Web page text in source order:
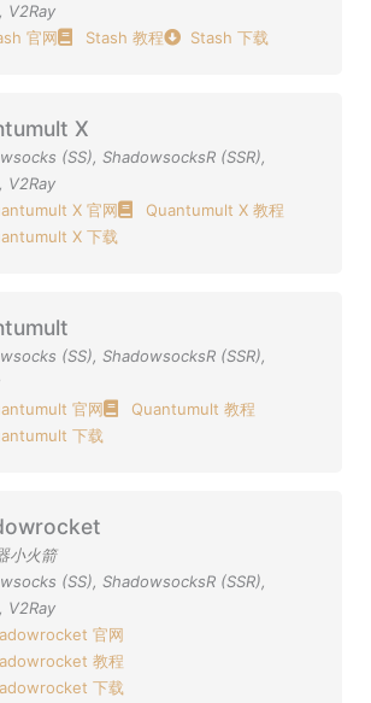
, V2Ray
官网
Stash 教程 Stash 下载
X
(SS), ShadowsocksR (SSR),
, V2Ray
X 官网
Quantumult X 教程
X 下载
(SS), ShadowsocksR (SSR),
官网
Quantumult 教程
下载
小火箭
(SS), ShadowsocksR (SSR),
, V2Ray
官网
教程
下载